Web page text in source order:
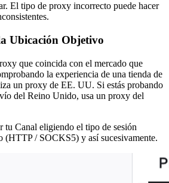
El tipo de proxy incorrecto puede hacer
Ubicación Objetivo
que coincida con el mercado que
la experiencia de una tienda de
un proxy de EE. UU. Si estás probando
del Reino Unido, usa un proxy del
tu Canal eligiendo el tipo de sesión
(HTTP / SOCKS5) y así sucesivamente.